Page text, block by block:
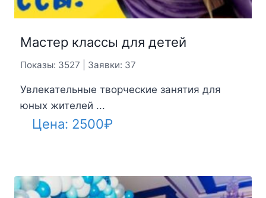
Мастер классы для детей
Показы: 3527 | Заявки: 37
Увлекательные творческие занятия для
юных жителей ...
Цена: 2500₽